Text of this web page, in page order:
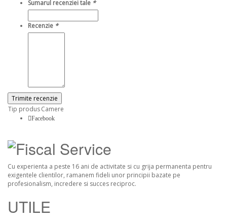
Sumarul recenziei tale *
Recenzie *
Trimite recenzie
Tip produsCamere
Facebook
Cu experienta a peste 16 ani de activitate si cu grija permanenta pentru
exigentele clientilor, ramanem fideli unor principii bazate pe
profesionalism, incredere si succes reciproc.
UTILE